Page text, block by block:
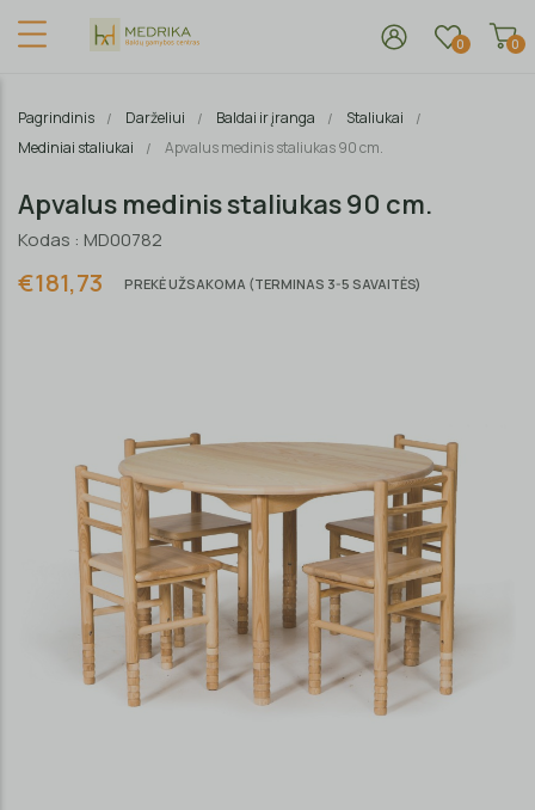
0 0
Pagrindinis Darželiui Baldai ir įranga
Staliukai
Mediniai staliukai
Apvalus medinis staliukas 90 cm.
Apvalus medinis staliukas 90 cm.
Kodas : MD00782
€181,73 PREKĖ UŽSAKOMA (TERMINAS 3-5 SAVAITĖS)